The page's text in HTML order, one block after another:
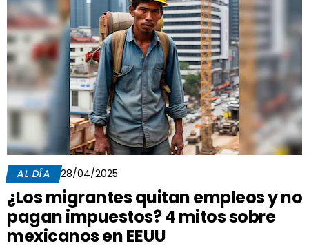
AL DÍA 28/04/2025
¿Los migrantes quitan empleos y no
pagan impuestos? 4 mitos sobre
mexicanos en EEUU